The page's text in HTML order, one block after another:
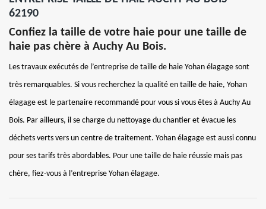
62190
Confiez la taille de votre haie pour une taille de
haie pas chère à Auchy Au Bois.
Les travaux exécutés de l’entreprise de taille de haie Yohan élagage sont
très remarquables. Si vous recherchez la qualité en taille de haie, Yohan
élagage est le partenaire recommandé pour vous si vous êtes à Auchy Au
Bois. Par ailleurs, il se charge du nettoyage du chantier et évacue les
déchets verts vers un centre de traitement. Yohan élagage est aussi connu
pour ses tarifs très abordables. Pour une taille de haie réussie mais pas
chère, fiez-vous à l’entreprise Yohan élagage.